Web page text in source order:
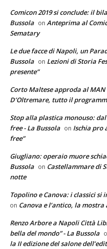
Comicon 2019 si conclude: il
Bussola on Anteprima al
Sematary
Le due facce di Napoli, un
Bussola on Lezioni di Storia
presente”
Corto Maltese approda al MAN
D’Oltremare, tutto il
Stop alla plastica monouso:
free - La Bussola on Ischia pro
free”
Giugliano: operaio muore
Bussola on Castellammare di
notte
Topolino e Canova: i classici si
on Canova e l’antico, la
Renzo Arbore a Napoli Città
bella del mondo” - La Bussola
la II edizione del salone